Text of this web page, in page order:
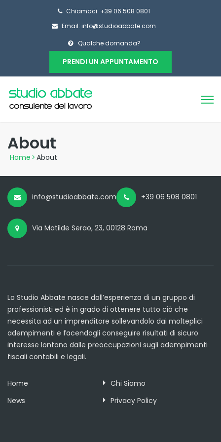
Chiamaci: +39 06 508 0801
Email: info@studioabbate.com
Qualche domanda?
PRENDI UN APPUNTAMENTO
About
Home > About
info@studioabbate.com +39 06 508 0801
Via Matilde Serao, 23, 00128 Roma
Lo Studio Abbate nasce dall’esperienza di un gruppo di
professionisti ed è in grado di ottenere tutto ciò che
necessita ad un imprenditore sollevandolo dai molteplici
adempimenti e facendogli conseguire risultati di sicuro
interesse lontano dalle preoccupazioni sugli adempimenti
fiscali contabili e legali.
Home
Chi Siamo
News
Privacy Policy